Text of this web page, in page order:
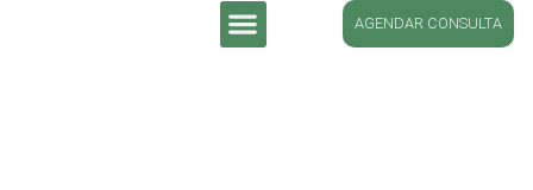
AGENDAR CONSULTA